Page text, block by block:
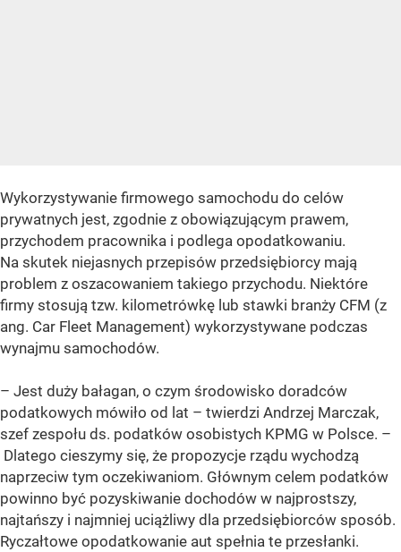
Wykorzystywanie firmowego samochodu do celów
prywatnych jest, zgodnie z obowiązującym prawem,
przychodem pracownika i podlega opodatkowaniu.
Na skutek niejasnych przepisów przedsiębiorcy mają
problem z oszacowaniem takiego przychodu. Niektóre
firmy stosują tzw. kilometrówkę lub stawki branży CFM (z
ang. Car Fleet Management) wykorzystywane podczas
wynajmu samochodów.
– Jest duży bałagan, o czym środowisko doradców
podatkowych mówiło od lat – twierdzi Andrzej Marczak,
szef zespołu ds. podatków osobistych KPMG w Polsce. –
Dlatego cieszymy się, że propozycje rządu wychodzą
naprzeciw tym oczekiwaniom. Głównym celem podatków
powinno być pozyskiwanie dochodów w najprostszy,
najtańszy i najmniej uciążliwy dla przedsiębiorców sposób.
Ryczałtowe opodatkowanie aut spełnia te przesłanki.